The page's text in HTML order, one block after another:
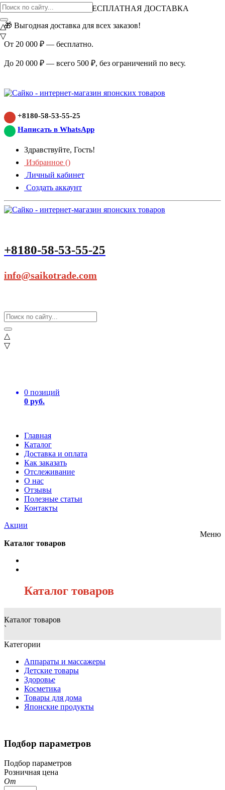
ВНИМАНИЕ АКЦИЯ!
БЕСПЛАТНАЯ ДОСТАВКА
🎁 Выгодная доставка для всех заказов!
От 20 000 ₽ — бесплатно.
До 20 000 ₽ — всего 500 ₽, без ограничений по весу.
+8180-58-53-55-25
Написать в WhatsApp
Здравствуйте, Гость!
Избранное ()
Личный кабинет
Создать аккаунт
+8180-58-53-55-25
info@saikotrade.com
△
▽
0 позиций
0 руб.
Главная
Каталог
Доставка и оплата
Как заказать
Отслеживание
О нас
Отзывы
Полезные статьи
Контакты
Акции
△
▽
Меню
Каталог товаров
Каталог товаров
Каталог товаров
`
Категории
Аппараты и массажеры
Детские товары
Здоровье
Косметика
Товары для дома
Японские продукты
Подбор параметров
Подбор параметров
Розничная цена
От